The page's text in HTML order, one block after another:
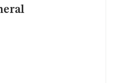
complementaria.